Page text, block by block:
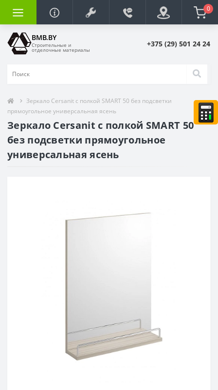
0
BMB.BY
Строительные и
отделочные материалы
+375 (29) 501 24 24
Зеркало Cersanit с полкой SMART 50 без подсветки
прямоугольное универсальная ясень
Зеркало Cersanit с полкой SMART 50
без подсветки прямоугольное
универсальная ясень